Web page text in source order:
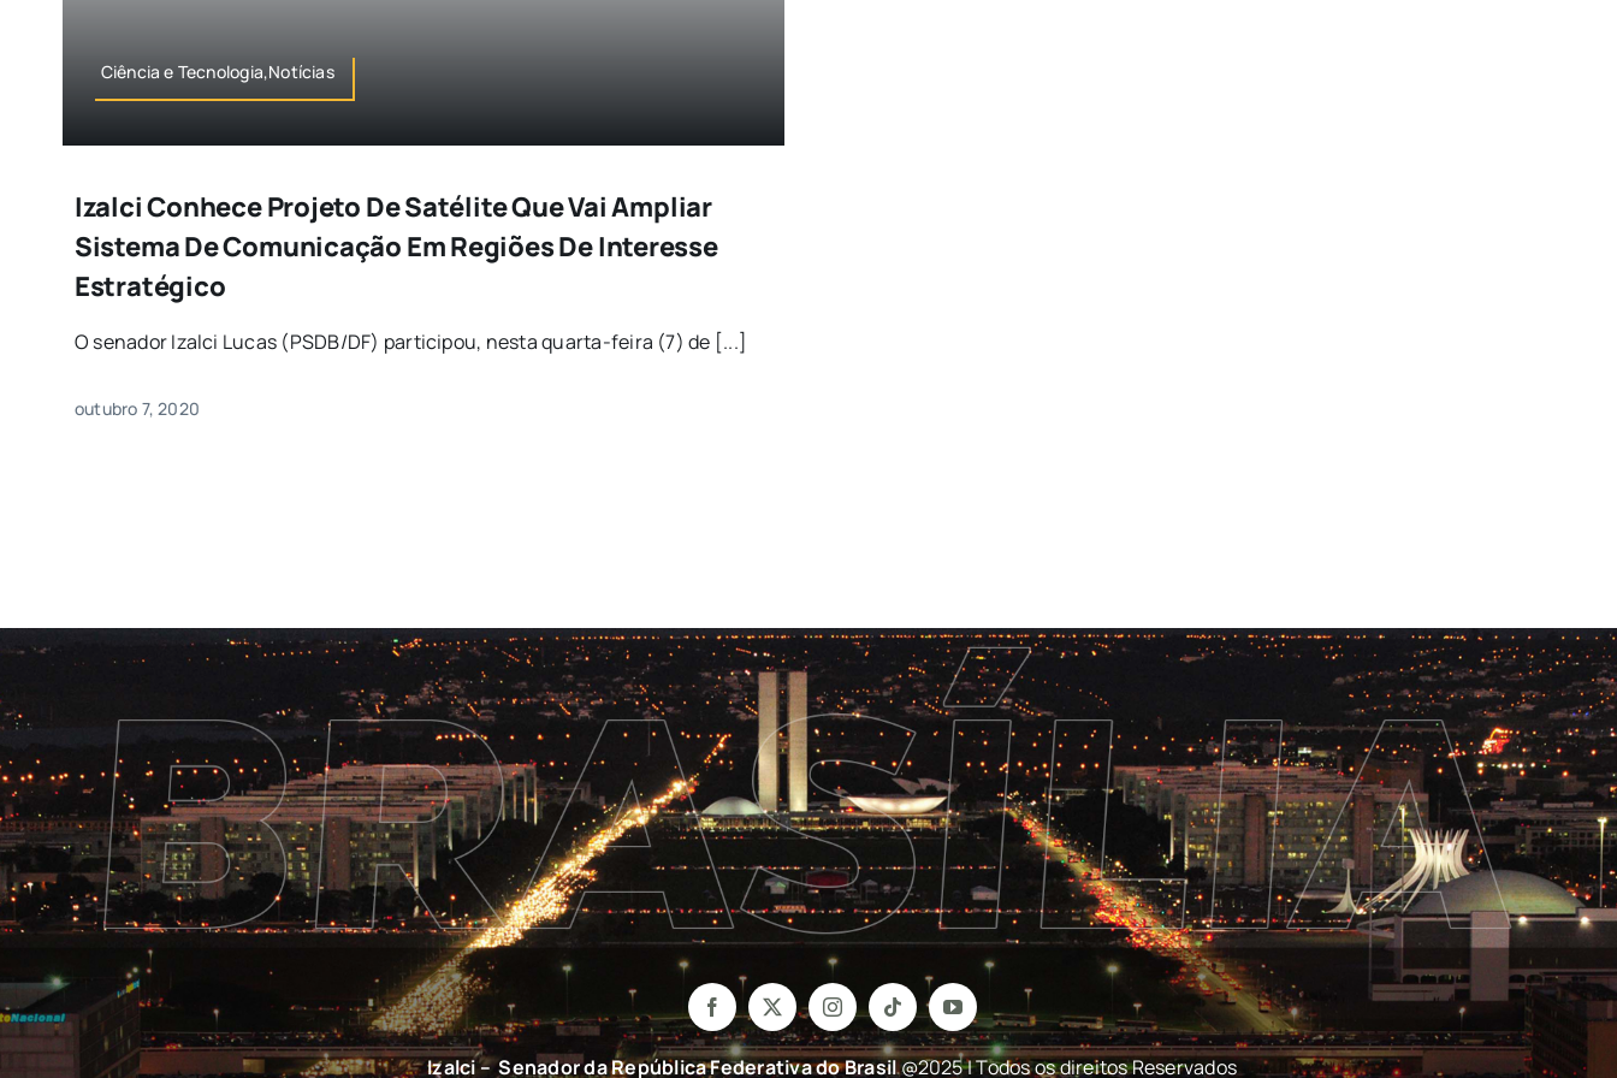
Ciência e Tecnologia,Notícias
Izalci Conhece Projeto De Satélite Que Vai Ampliar
Sistema De Comunicação Em Regiões De Interesse
Estratégico
O senador Izalci Lucas (PSDB/DF) participou, nesta quarta-feira (7) de [...]
outubro 7, 2020
Izalci – Senador da República Federativa do Brasil@2025 | Todos os direitos Reservados